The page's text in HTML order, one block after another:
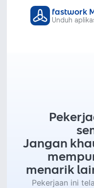
fastwork
Unduh
Jangan
menarik
Pekerjaan ini